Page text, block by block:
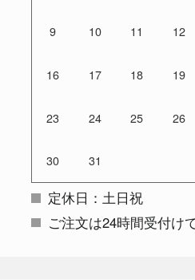
9 10 11 12
16 17 18 19
23 24 25 26
30 31
定休日：土日祝
ご注文は24時間受付け